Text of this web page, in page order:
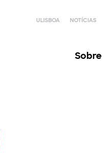
ULISBOA NOTÍCIAS
Sobre